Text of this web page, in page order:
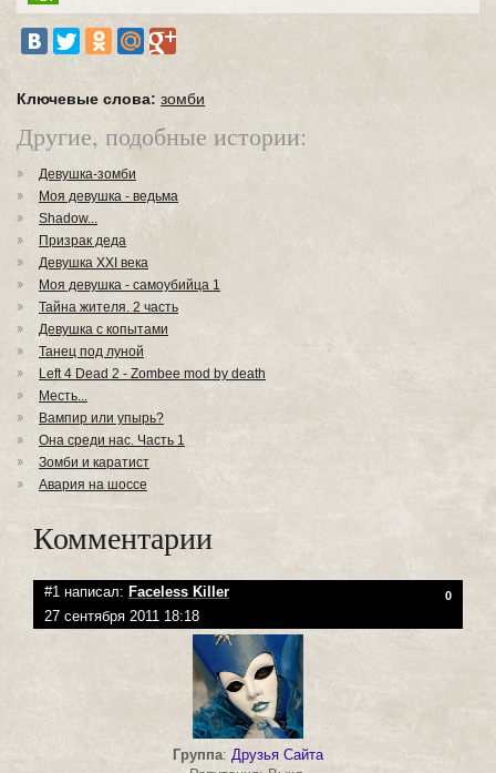
Ключевые слова: зомби
Другие, подобные истории:
Девушка-зомби
Моя девушка - ведьма
Shadow...
Призрак деда
Девушка XXI века
Моя девушка - самоубийца 1
Тайна жителя. 2 часть
Девушка с копытами
Танец под луной
Left 4 Dead 2 - Zombee mod by death
Месть...
Вампир или упырь?
Она среди нас. Часть 1
Зомби и каратист
Авария на шоссе
Комментарии
#1 написал: Faceless Killer 0
27 сентября 2011 18:18
Группа: Друзья Сайта